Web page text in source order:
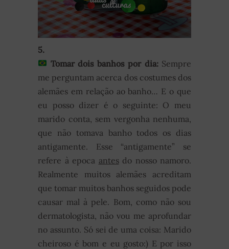
5.
Tomar dois banhos por dia: Sempre
me perguntam acerca dos costumes dos
alemães em relação ao banho… E o que
eu posso dizer é o seguinte: O meu
marido conta, sem vergonha nenhuma,
que não tomava banho todos os dias
antigamente. Esse “antigamente” se
refere à epoca antesdo nosso namoro.
Realmente muitos alemães acreditam
que tomar muitos banhos seguidos pode
causar mal à pele. Bom, como não sou
dermatologista, não vou me aprofundar
no assunto. Só sei de uma coisa: Marido
cheiroso é bom e eu gosto:) E por isso